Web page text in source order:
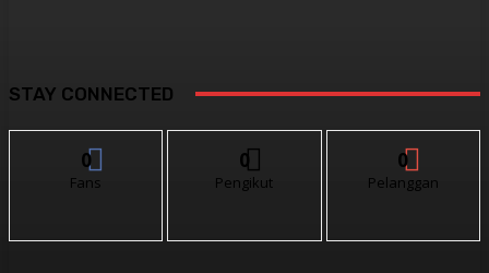
STAY CONNECTED
0
Fans
0
Pengikut
0
Pelanggan